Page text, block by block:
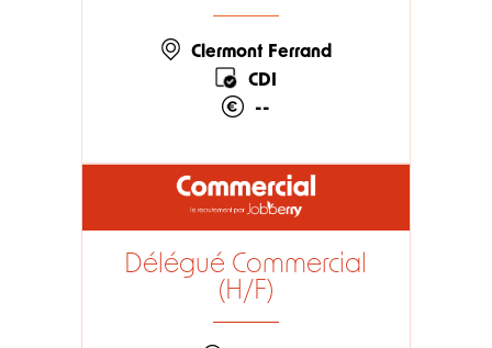
Clermont Ferrand
CDI
--
Délégué Commercial
(H/F)